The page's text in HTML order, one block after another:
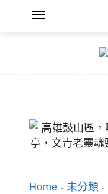
Home - 未分類 -